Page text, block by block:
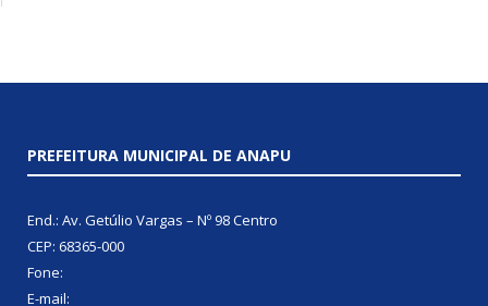
PREFEITURA MUNICIPAL DE ANAPU
End.: Av. Getúlio Vargas – Nº 98 Centro
CEP: 68365-000
Fone:
E-mail: